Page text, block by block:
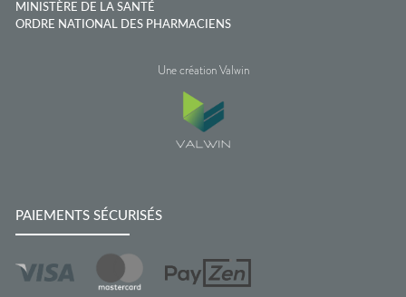
MINISTÈRE DE LA SANTÉ
ORDRE NATIONAL DES PHARMACIENS
Une création Valwin
PAIEMENTS SÉCURISÉS